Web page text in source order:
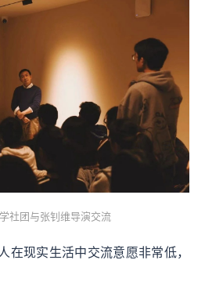
社团与张钊维导演交流
在现实生活中交流意愿非常低，